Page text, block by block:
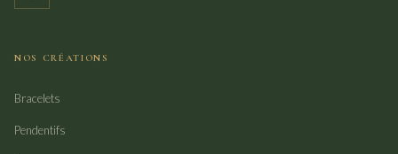
NOS CRÉATIONS
Bracelets
Pendentifs